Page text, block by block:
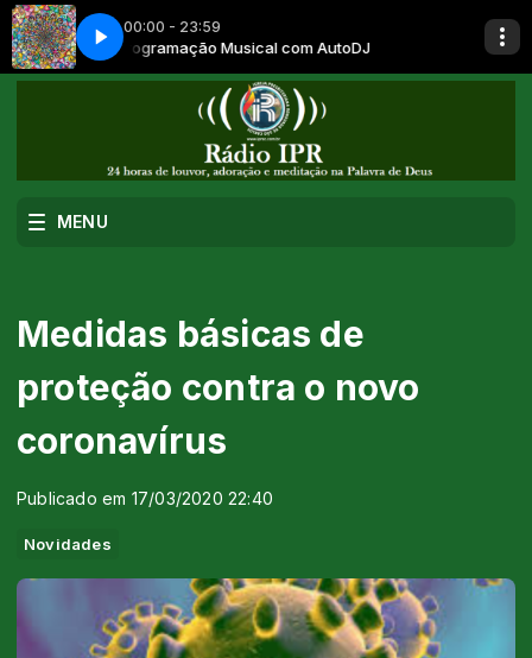
00:00 - 23:59
Programação Musical com AutoDJ
Milagres- 5
MENU
Medidas básicas de
proteção contra o novo
coronavírus
Publicado em 17/03/2020 22:40
Novidades